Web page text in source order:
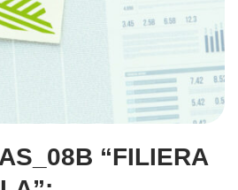
“FILIERA